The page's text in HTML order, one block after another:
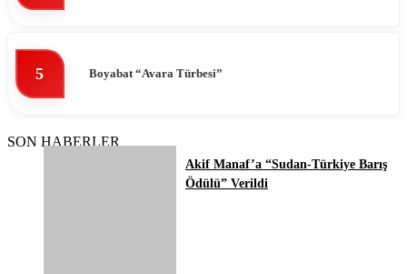
5 Boyabat “Avara Türbesi”
SON HABERLER
Akif Manaf’a “Sudan-Türkiye Barış
Ödülü” Verildi